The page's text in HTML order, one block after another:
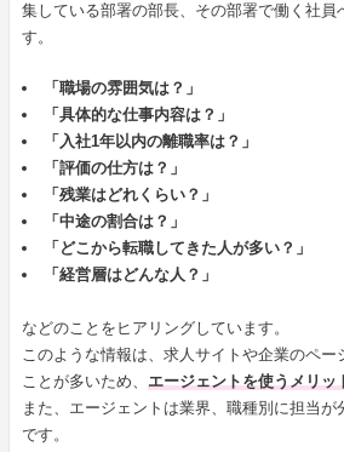
集している部署の部長、その部署で働く社員
す。
「職場の雰囲気は？」
「具体的な仕事内容は？」
「入社1年以内の離職率は？」
「評価の仕方は？」
「残業はどれくらい？」
「中途の割合は？」
「どこから転職してきた人が多い？」
「経営層はどんな人？」
などのことをヒアリングしています。
このような情報は、求人サイトや企業のペー
ことが多いため、 エージェントを使うメリッ
また、エージェントは業界、職種別に担当
です。